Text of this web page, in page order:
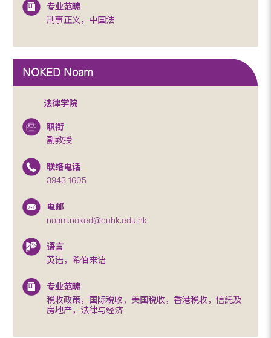
专业范畴
刑事正义，中国法
NOKED Noam
法律学院
职衔
副教授
联络电话
3943 1605
电邮
noam.noked@cuhk.edu.hk
语言
英语，希伯来语
专业范畴
税收政策，国际税收，美国税收，香港税收，信託及
房地产，法律与经济